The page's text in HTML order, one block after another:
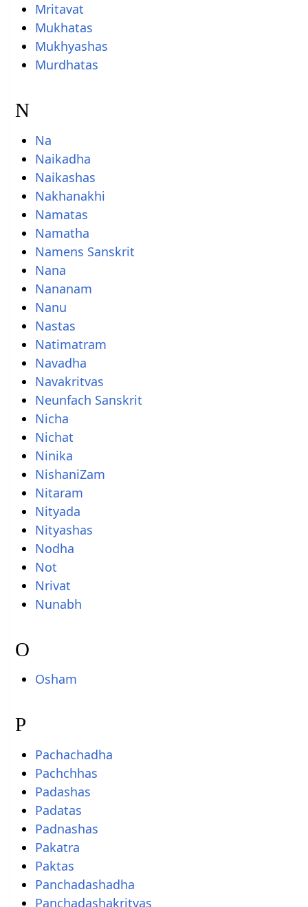
Mritavat
Mukhatas
Mukhyashas
Murdhatas
N
Na
Naikadha
Naikashas
Nakhanakhi
Namatas
Namatha
Namens Sanskrit
Nana
Nananam
Nanu
Nastas
Natimatram
Navadha
Navakritvas
Neunfach Sanskrit
Nicha
Nichat
Ninika
NishaniZam
Nitaram
Nityada
Nityashas
Nodha
Not
Nrivat
Nunabh
O
Osham
P
Pachachadha
Pachchhas
Padashas
Padatas
Padnashas
Pakatra
Paktas
Panchadashadha
Panchadashakritvas